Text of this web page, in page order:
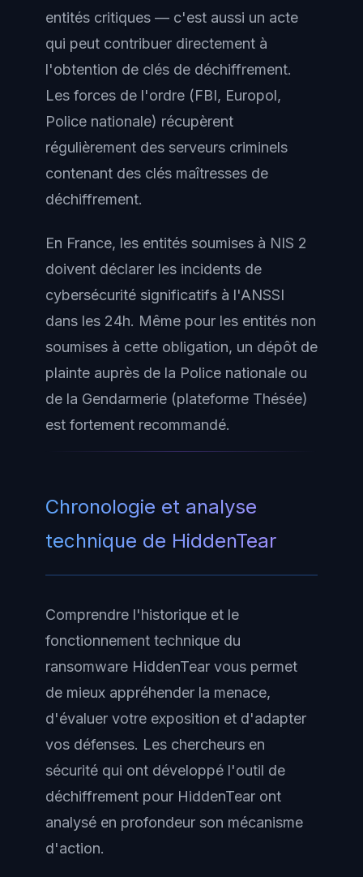
entités critiques — c'est aussi un acte
qui peut contribuer directement à
l'obtention de clés de déchiffrement.
Les forces de l'ordre (FBI, Europol,
Police nationale) récupèrent
régulièrement des serveurs criminels
contenant des clés maîtresses de
déchiffrement.
En France, les entités soumises à NIS 2
doivent déclarer les incidents de
cybersécurité significatifs à l'ANSSI
dans les 24h. Même pour les entités non
soumises à cette obligation, un dépôt de
plainte auprès de la Police nationale ou
de la Gendarmerie (plateforme Thésée)
est fortement recommandé.
Chronologie et analyse
technique de HiddenTear
Comprendre l'historique et le
fonctionnement technique du
ransomware HiddenTear vous permet
de mieux appréhender la menace,
d'évaluer votre exposition et d'adapter
vos défenses. Les chercheurs en
sécurité qui ont développé l'outil de
déchiffrement pour HiddenTear ont
analysé en profondeur son mécanisme
d'action.